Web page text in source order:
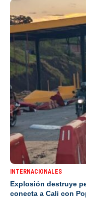
INTERNACIONALES
Explosión destruye
conecta a Cali con